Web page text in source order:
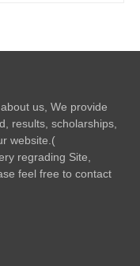
us, We provide
results, scholarships,
website.(
regrading Site,
feel free to contact